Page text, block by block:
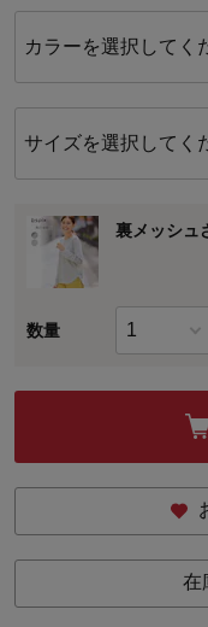
カラーを選択してく
サイズを選択してく
裏メッシュ
数量
在